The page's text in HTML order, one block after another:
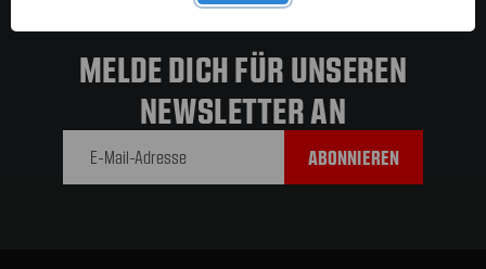
MELDE DICH FÜR UNSEREN
NEWSLETTER AN